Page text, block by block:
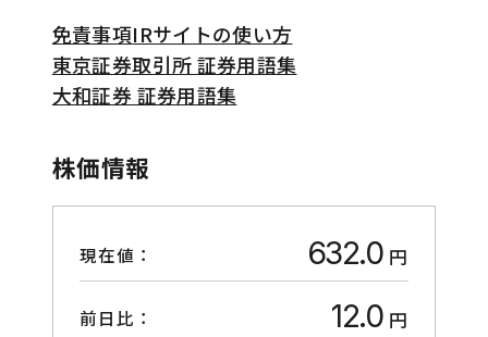
免責事項IRサイトの使い方
東京証券取引所 証券用語集
大和証券 証券用語集
株価情報
現在値： 632.0 円
前日比： 12.0 円